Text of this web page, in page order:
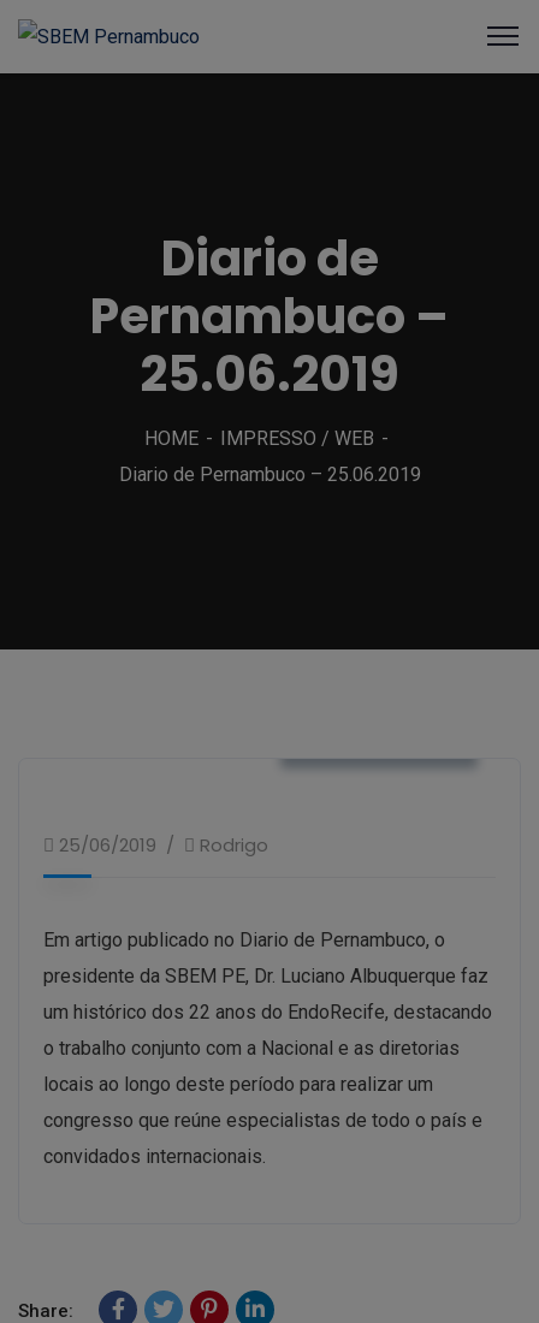
Diario de
Pernambuco –
25.06.2019
HOME
IMPRESSO / WEB
Diario de Pernambuco – 25.06.2019
25/06/2019 Rodrigo
Em artigo publicado no Diario de Pernambuco, o
presidente da SBEM PE, Dr. Luciano Albuquerque faz
um histórico dos 22 anos do EndoRecife, destacando
o trabalho conjunto com a Nacional e as diretorias
locais ao longo deste período para realizar um
congresso que reúne especialistas de todo o país e
convidados internacionais.
Share: